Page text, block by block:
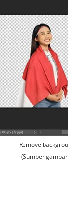
Remove
(Sumber